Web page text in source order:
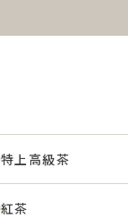
特上高級茶
紅茶